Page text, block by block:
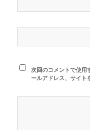
次回のコメントで使用
ールアドレス、サイト